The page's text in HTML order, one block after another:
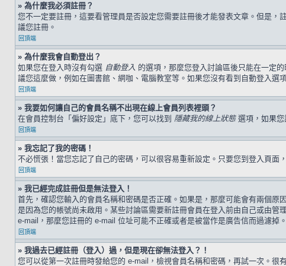
» 為什麼我必須註冊？
您不一定要註冊，這要看管理員是否設定您需要註冊後才能發表文章。但是
議您註冊。
回頂端
» 為什麼我會自動登出？
如果您在登入時沒有勾選 自動登入 的選項，那麼您登入討論區後只能在一定
議您這麼做，例如在圖書館、網咖、電腦教室等。如果您沒有看到自動登入選
回頂端
» 我要如何讓自己的會員名稱不出現在線上會員列表裡頭？
在會員控制台「偏好設定」底下，您可以找到 隱藏我的線上狀態選項，如果您
回頂端
» 我忘記了我的密碼！
不必慌張！當您忘記了自己的密碼，可以很容易重新設定。只要您到登入頁面
回頂端
» 我已經完成註冊但是無法登入！
首先，確認您輸入的會員名稱和密碼是否正確。如果是，那麼可能會有兩個
是因為您的帳號尚未啟用。某些討論區需要新註冊會員在登入前由自己或由
e-mail，那麼您註冊的 e-mail 位址可能不正確或者是被當作是廣告信而過濾掉
回頂端
» 我過去已經註冊（登入）過，但是現在卻無法登入？！
您可以從第一次註冊時發給您的 e-mail，檢視會員名稱和密碼，再試一次。